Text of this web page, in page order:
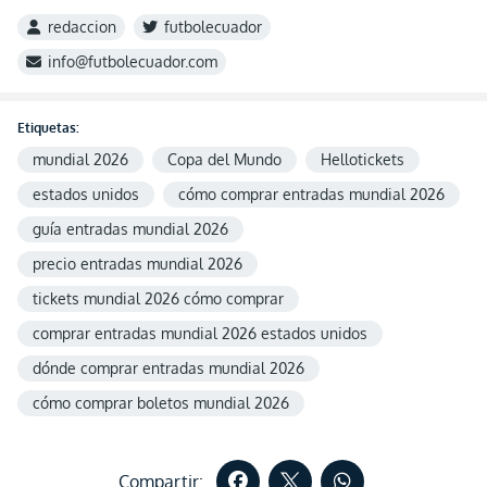
redaccion
futbolecuador
info@futbolecuador.com
Etiquetas:
mundial 2026 Copa del Mundo
Hellotickets
estados unidos
cómo comprar entradas mundial 2026
guía entradas mundial 2026
precio entradas mundial 2026
tickets mundial 2026 cómo comprar
comprar entradas mundial 2026 estados unidos
dónde comprar entradas mundial 2026
cómo comprar boletos mundial 2026
Compartir: